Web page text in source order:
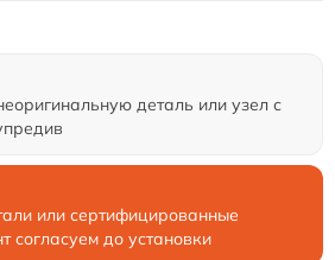
деталь или узел с
или сертифицированные
согласуем до установки